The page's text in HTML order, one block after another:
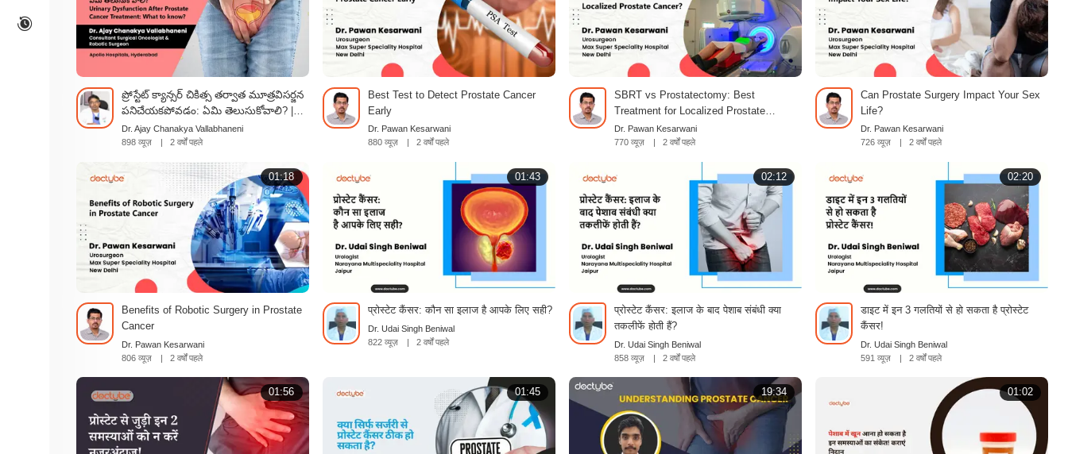
ప్రోస్టేట్ క్యాన్సర్ చికిత్స తర్వాత మూత్రవిసర్జన
పనిచేయకపోవడం: ఏమి తెలుసుకోవాలి? |
Urinary Dysfunction After Prostate
Cancer Treatment: What to know? |
Dr. Ajay Chanakya Vallabhaneni
898 व्यूज़
| 2 वर्षों पहले
Best Test to Detect Prostate Cancer
Early
Dr. Pawan Kesarwani
880 व्यूज़
| 2 वर्षों पहले
SBRT vs Prostatectomy: Best
Treatment for Localized Prostate
Cancer?
Dr. Pawan Kesarwani
770 व्यूज़
| 2 वर्षों पहले
Can Prostate Surgery Impact Your Sex
Life?
Dr. Pawan Kesarwani
726 व्यूज़
| 2 वर्षों पहले
01:18
Benefits of Robotic Surgery in Prostate
Cancer
Dr. Pawan Kesarwani
806 व्यूज़
| 2 वर्षों पहले
01:43
प्रोस्टेट कैंसर: कौन सा इलाज है आपके लिए सही?
Dr. Udai Singh Beniwal
822 व्यूज़
| 2 वर्षों पहले
02:12
प्रोस्टेट कैंसर: इलाज के बाद पेशाब संबंधी क्या
तकलीफें होती हैं?
Dr. Udai Singh Beniwal
858 व्यूज़
| 2 वर्षों पहले
02:20
डाइट में इन 3 गलतियों से हो सकता है प्रोस्टेट
कैंसर!
Dr. Udai Singh Beniwal
591 व्यूज़
| 2 वर्षों पहले
01:56 01:45 19:34 01:02